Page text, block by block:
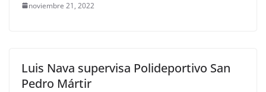
noviembre 21, 2022
Luis Nava supervisa Polideportivo San
Pedro Mártir